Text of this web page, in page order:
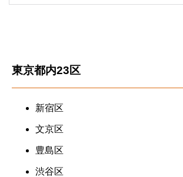
東京都内23区
新宿区
文京区
豊島区
渋谷区